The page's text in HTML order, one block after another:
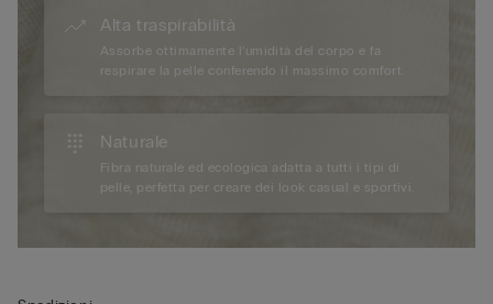
Alta traspirabilità
Assorbe ottimamente l’umidità del corpo e fa
respirare la pelle conferendo il massimo comfort.
Naturale
Fibra naturale ed ecologica adatta a tutti i tipi di
pelle, perfetta per creare dei look casual e sportivi.